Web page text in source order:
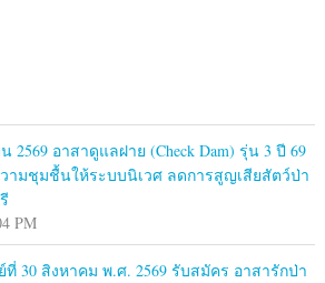
2569 อาสาดูแลฝาย (Check Dam) รุ่น 3 ปี 69
มชุมชื้นให้ระบบนิเวศ ลดการสูญเสียสัตว์ป่า
PM
30 สิงหาคม พ.ศ. 2569 รับสมัคร อาสารักป่า